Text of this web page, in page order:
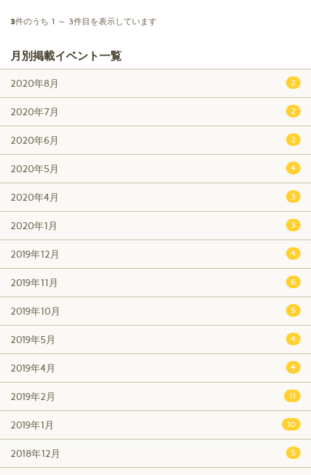
3件のうち 1 ～ 3件目を表示しています
月別掲載イベント一覧
2
2020年8月
2
2020年7月
2
2020年6月
4
2020年5月
3
2020年4月
3
2020年1月
4
2019年12月
6
2019年11月
5
2019年10月
4
2019年5月
4
2019年4月
11
2019年2月
10
2019年1月
5
2018年12月